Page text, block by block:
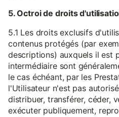
5. Octroi de droits
5.1 Les droits exclusifs
contenus protégés (par
descriptions) auxquels il est
intermédiaire sont
le cas échéant, par les
l'Utilisateur n'est pas
distribuer, transférer, céder,
exécuter publiquement,